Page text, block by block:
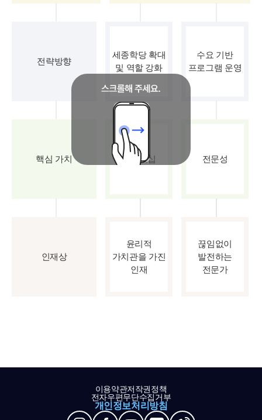
전략방향
세종학당 확대
및 역할 강화
수요 기반
프로그램 운영
핵심 가치 파트너십 전문성
인재상
윤리적
가치관을 가진
인재
끊임없이
발전하는
전문가
이용약관저작권정책
전자우편무단수집거부
개인정보처리방침